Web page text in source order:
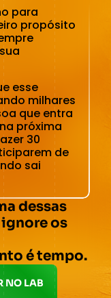
para
propósito
esse
milhares
que entra
próxima
30
de
sai
dessas
os
é tempo.
NO LAB